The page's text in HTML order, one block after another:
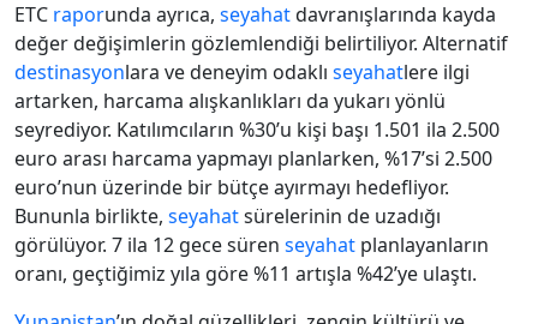
ETC raporunda ayrıca, seyahatdavranışlarında kayda
değer değişimlerin gözlemlendiği belirtiliyor. Alternatif
destinasyonlara ve deneyim odaklı seyahatlere ilgi
artarken, harcama alışkanlıkları da yukarı yönlü
seyrediyor. Katılımcıların %30’u kişi başı 1.501 ila 2.500
euro arası harcama yapmayı planlarken, %17’si 2.500
euro’nun üzerinde bir bütçe ayırmayı hedefliyor.
Bununla birlikte, seyahatsürelerinin de uzadığı
görülüyor. 7 ila 12 gece süren seyahat planlayanların
oranı, geçtiğimiz yıla göre %11 artışla %42’ye ulaştı.